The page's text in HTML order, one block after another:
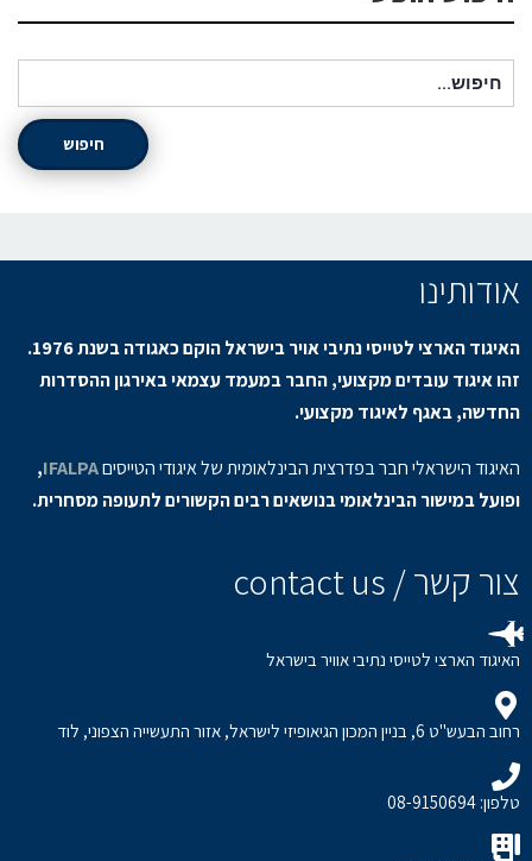
חיפוש
אודותינו
האיגוד הארצי לטייסי נתיבי אויר בישראל הוקם כאגודה בשנת 1976.
זהו איגוד עובדים מקצועי, החבר במעמד עצמאי באירגון ההסדרות
החדשה, באגף לאיגוד מקצועי.
האיגוד הישראלי חבר בפדרצית הבינלאומית של איגודי הטייסיםIFALPA
,
ופועל במישור הבינלאומי בנושאים רבים הקשורים לתעופה מסחרית.
צור קשר / contact us
האיגוד הארצי לטייסי נתיבי אוויר בישראל
רחוב הבעש"ט 6, בניין המכון הגיאופיזי לישראל, אזור התעשייה הצפוני, לוד
טלפון: 08-9150694